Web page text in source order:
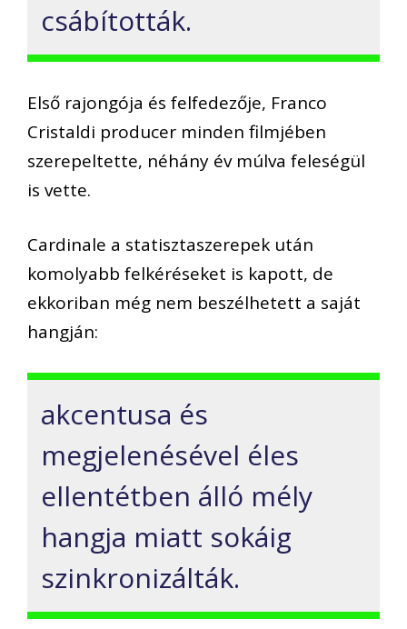
csábították.
Első rajongója és felfedezője, Franco
Cristaldi producer minden filmjében
szerepeltette, néhány év múlva feleségül
is vette.
Cardinale a statisztaszerepek után
komolyabb felkéréseket is kapott, de
ekkoriban még nem beszélhetett a saját
hangján:
akcentusa és
megjelenésével éles
ellentétben álló mély
hangja miatt sokáig
szinkronizálták.